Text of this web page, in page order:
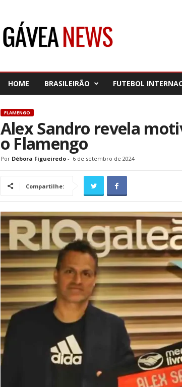
HOME BRASILEIRÃO FUTEBOL
FLAMENGO
Alex Sandro revela
o Flamengo
Por Débora Figueiredo- 6 de setembro de 2024
Compartilhe: